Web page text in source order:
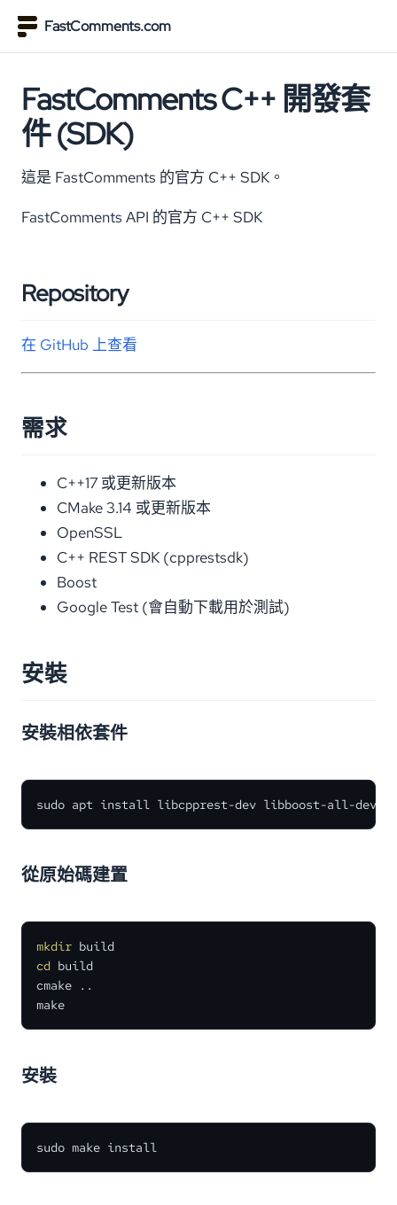
FastComments.com
FastComments C++ 開發套
件 (SDK)
這是 FastComments 的官方 C++ SDK。
FastComments API 的官方 C++ SDK
Repository
在 GitHub 上查看
需求
C++17 或更新版本
CMake 3.14 或更新版本
OpenSSL
C++ REST SDK (cpprestsdk)
Boost
Google Test (會自動下載用於測試)
安裝
安裝相依套件
sudo apt install libcpprest-dev libboost-all-dev
從原始碼建置
mkdir
cd build
cmake ..
make
安裝
sudo make install